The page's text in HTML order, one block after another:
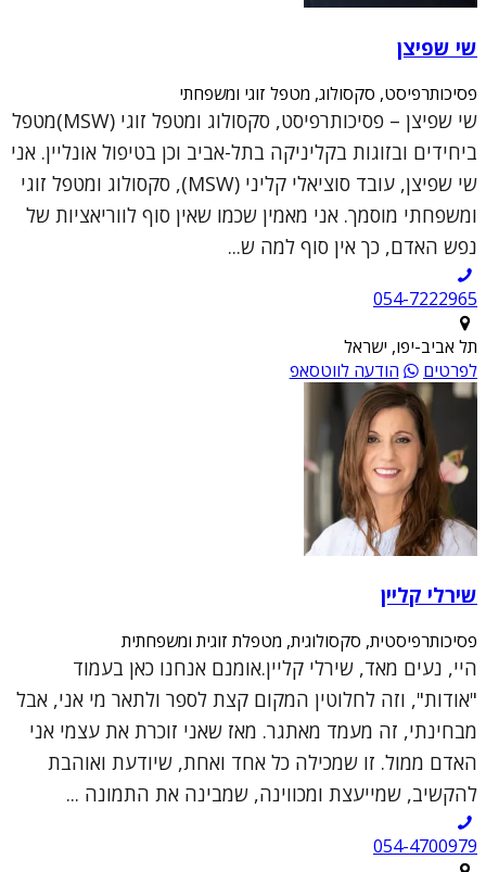
שי שפיצן
פסיכותרפיסט, סקסולוג, מטפל זוגי ומשפחתי
שי שפיצן – פסיכותרפיסט, סקסולוג ומטפל זוגי (MSW)מטפל
ביחידים ובזוגות בקליניקה בתל-אביב וכן בטיפול אונליין. אני
שי שפיצן, עובד סוציאלי קליני (MSW), סקסולוג ומטפל זוגי
ומשפחתי מוסמך. אני מאמין שכמו שאין סוף לווריאציות של
נפש האדם, כך אין סוף למה ש...
054-7222965
תל אביב-יפו, ישראל
לפרטים
הודעה לווטסאפ
שירלי קליין
פסיכותרפיסטית, סקסולוגית, מטפלת זוגית ומשפחתית
היי, נעים מאד, שירלי קליין.אומנם אנחנו כאן בעמוד
"אודות", וזה לחלוטין המקום קצת לספר ולתאר מי אני, אבל
מבחינתי, זה מעמד מאתגר. מאז שאני זוכרת את עצמי אני
האדם ממול. זו שמכילה כל אחד ואחת, שיודעת ואוהבת
להקשיב, שמייעצת ומכווינה, שמבינה את התמונה ...
054-4700979